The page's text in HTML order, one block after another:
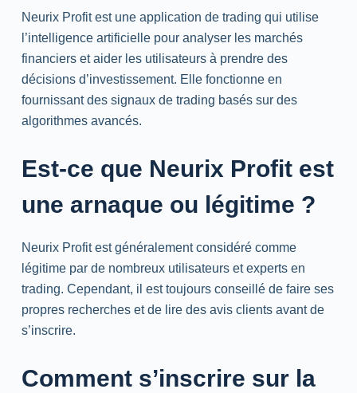
Neurix Profit est une application de trading qui utilise
l’intelligence artificielle pour analyser les marchés
financiers et aider les utilisateurs à prendre des
décisions d’investissement. Elle fonctionne en
fournissant des signaux de trading basés sur des
algorithmes avancés.
Est-ce que Neurix Profit est
une arnaque ou légitime ?
Neurix Profit est généralement considéré comme
légitime par de nombreux utilisateurs et experts en
trading. Cependant, il est toujours conseillé de faire ses
propres recherches et de lire des avis clients avant de
s’inscrire.
Comment s’inscrire sur la